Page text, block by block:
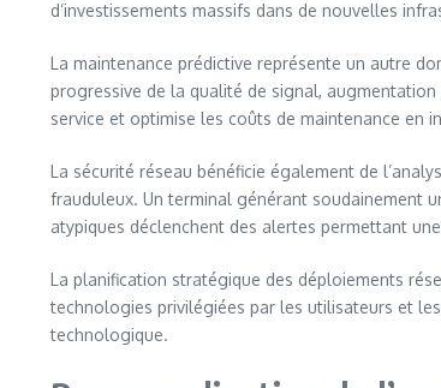
d’investissements massifs dans de nouvelles
La maintenance prédictive représente un autre
progressive de la qualité de signal,
service et optimise les coûts de maintenance en
La sécurité réseau bénéficie également de
frauduleux. Un terminal générant soudainement
atypiques déclenchent des alertes permettant
La planification stratégique des déploiements
technologies privilégiées par les utilisateurs et
technologique.